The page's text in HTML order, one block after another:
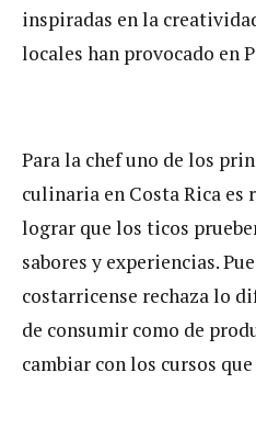
inspiradas en la
locales han provocado en
Para la chef uno de los
culinaria en Costa Rica es
lograr que los ticos
sabores y experiencias.
costarricense rechaza lo
de consumir como de
cambiar con los cursos